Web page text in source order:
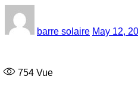
barre solaire May 12,
754 Vue